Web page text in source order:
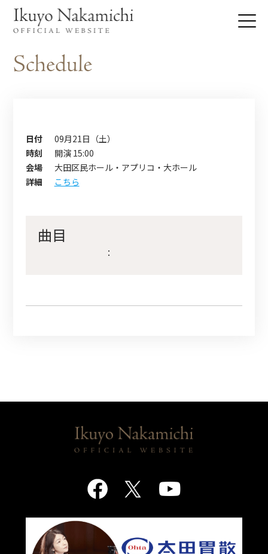
日付
09月21日（土）
時刻
開演 15:00
会場
大田区民ホール・アプリコ・大ホール
詳細
こちら
曲目
：